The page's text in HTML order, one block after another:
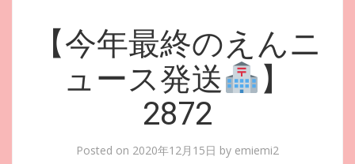
【今年最終のえんニ
ュース発送
】
2872
Posted on 2020年12月15日 by emiemi2